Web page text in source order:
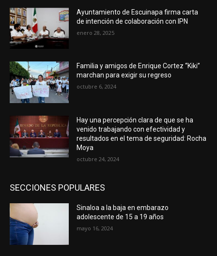
Ayuntamiento de Escuinapa firma carta
de intención de colaboración con IPN
enero 28, 2025
Familia y amigos de Enrique Cortez “Kiki”
marchan para exigir su regreso
octubre 6, 2024
Hay una percepción clara de que se ha
venido trabajando con efectividad y
resultados en el tema de seguridad: Rocha
Moya
octubre 24, 2024
SECCIONES POPULARES
Sinaloa a la baja en embarazo
adolescente de 15 a 19 años
mayo 16, 2024